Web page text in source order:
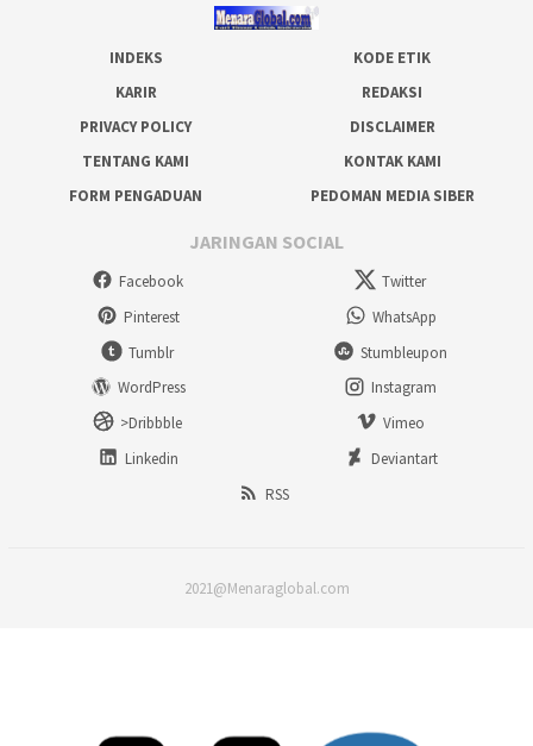
INDEKS
KODE ETIK
KARIR
REDAKSI
PRIVACY POLICY
DISCLAIMER
TENTANG KAMI
KONTAK KAMI
FORM PENGADUAN
PEDOMAN MEDIA SIBER
JARINGAN SOCIAL
Facebook
Twitter
Pinterest
WhatsApp
Tumblr
Stumbleupon
WordPress
Instagram
>Dribbble
Vimeo
Linkedin
Deviantart
RSS
2021@Menaraglobal.com